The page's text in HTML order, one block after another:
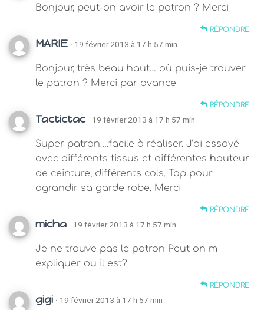
Bonjour, peut-on avoir le patron ? Merci
RÉPONDRE
MARIE · 19 février 2013 à 17 h 57 min
Bonjour, très beau haut… où puis-je trouver
le patron ? Merci par avance
RÉPONDRE
Tactictac · 19 février 2013 à 17 h 57 min
Super patron….facile à réaliser. J’ai essayé
avec différents tissus et différentes hauteur
de ceinture, différents cols. Top pour
agrandir sa garde robe. Merci
RÉPONDRE
micha · 19 février 2013 à 17 h 57 min
Je ne trouve pas le patron Peut on m
expliquer ou il est?
RÉPONDRE
gigi · 19 février 2013 à 17 h 57 min